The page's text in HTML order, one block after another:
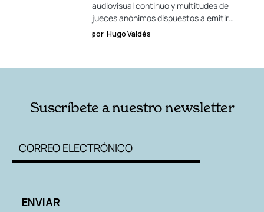
audiovisual continuo y multitudes de
jueces anónimos dispuestos a emitir…
por Hugo Valdés
Suscríbete a nuestro newsletter